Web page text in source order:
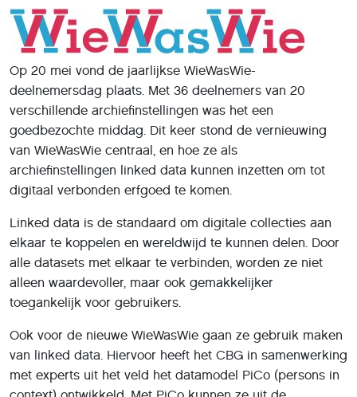
Op 20 mei vond de jaarlijkse WieWasWie-
deelnemersdag plaats. Met 36 deelnemers van 20
verschillende archiefinstellingen was het een
goedbezochte middag. Dit keer stond de vernieuwing
van WieWasWie centraal, en hoe ze als
archiefinstellingen linked data kunnen inzetten om tot
digitaal verbonden erfgoed te komen.
Linked data is de standaard om digitale collecties aan
elkaar te koppelen en wereldwijd te kunnen delen. Door
alle datasets met elkaar te verbinden, worden ze niet
alleen waardevoller, maar ook gemakkelijker
toegankelijk voor gebruikers.
Ook voor de nieuwe WieWasWie gaan ze gebruik maken
van linked data. Hiervoor heeft het CBG in samenwerking
met experts uit het veld het datamodel PiCo (persons in